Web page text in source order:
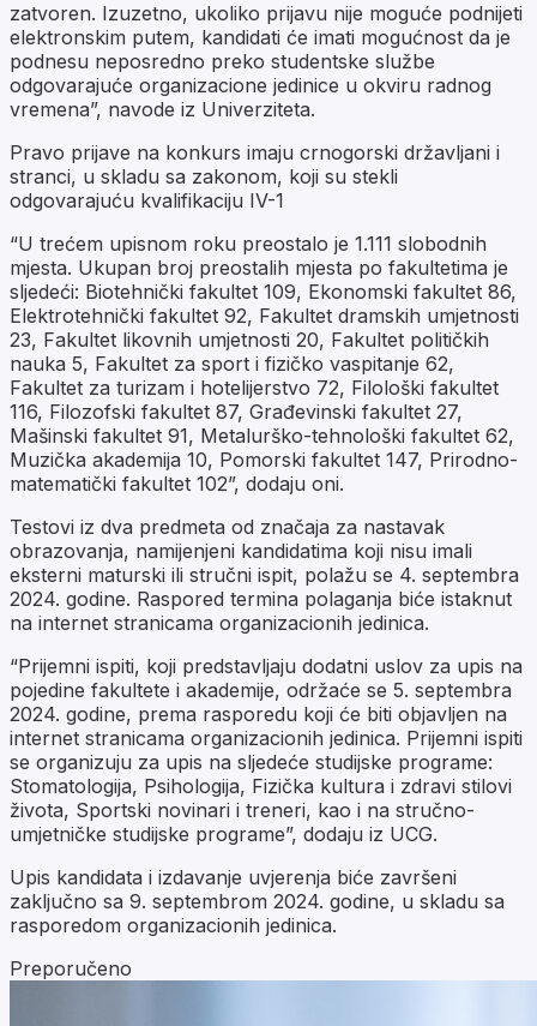
zatvoren. Izuzetno, ukoliko prijavu nije moguće podnijeti
elektronskim putem, kandidati će imati mogućnost da je
podnesu neposredno preko studentske službe
odgovarajuće organizacione jedinice u okviru radnog
vremena”, navode iz Univerziteta.
Pravo prijave na konkurs imaju crnogorski državljani i
stranci, u skladu sa zakonom, koji su stekli
odgovarajuću kvalifikaciju IV-1
“U trećem upisnom roku preostalo je 1.111 slobodnih
mjesta. Ukupan broj preostalih mjesta po fakultetima je
sljedeći: Biotehnički fakultet 109, Ekonomski fakultet 86,
Elektrotehnički fakultet 92, Fakultet dramskih umjetnosti
23, Fakultet likovnih umjetnosti 20, Fakultet političkih
nauka 5, Fakultet za sport i fizičko vaspitanje 62,
Fakultet za turizam i hotelijerstvo 72, Filološki fakultet
116, Filozofski fakultet 87, Građevinski fakultet 27,
Mašinski fakultet 91, Metalurško-tehnološki fakultet 62,
Muzička akademija 10, Pomorski fakultet 147, Prirodno-
matematički fakultet 102”, dodaju oni.
Testovi iz dva predmeta od značaja za nastavak
obrazovanja, namijenjeni kandidatima koji nisu imali
eksterni maturski ili stručni ispit, polažu se 4. septembra
2024. godine. Raspored termina polaganja biće istaknut
na internet stranicama organizacionih jedinica.
“Prijemni ispiti, koji predstavljaju dodatni uslov za upis na
pojedine fakultete i akademije, održaće se 5. septembra
2024. godine, prema rasporedu koji će biti objavljen na
internet stranicama organizacionih jedinica. Prijemni ispiti
se organizuju za upis na sljedeće studijske programe:
Stomatologija, Psihologija, Fizička kultura i zdravi stilovi
života, Sportski novinari i treneri, kao i na stručno-
umjetničke studijske programe”, dodaju iz UCG.
Upis kandidata i izdavanje uvjerenja biće završeni
zaključno sa 9. septembrom 2024. godine, u skladu sa
rasporedom organizacionih jedinica.
Preporučeno